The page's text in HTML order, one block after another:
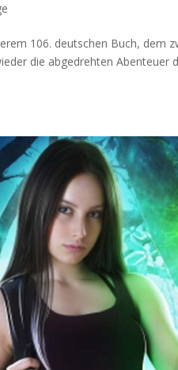
106. deutschen Buch, dem
die abgedrehten